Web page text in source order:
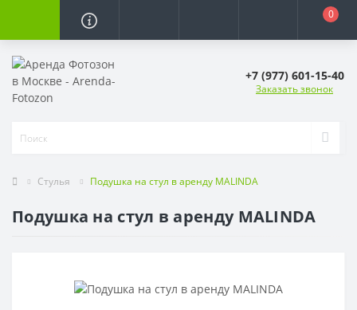
0
+7 (977) 601-15-40
Заказать звонок
Стулья Подушка на стул в аренду MALINDA
Подушка на стул в аренду MALINDA